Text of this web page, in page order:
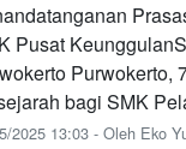
Pusat
Purwokerto,
bagi SMK
2025 13:03 - Oleh Eko